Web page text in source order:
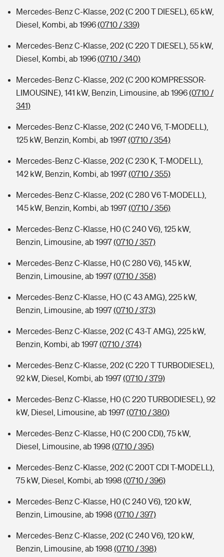
Mercedes-Benz C-Klasse, 202 (C 200 T DIESEL), 65 kW,
Diesel, Kombi, ab 1996(0710 / 339)
Mercedes-Benz C-Klasse, 202 (C 220 T DIESEL), 55 kW,
Diesel, Kombi, ab 1996(0710 / 340)
Mercedes-Benz C-Klasse, 202 (C 200 KOMPRESSOR-
LIMOUSINE), 141 kW, Benzin, Limousine, ab 1996(0710 /
341)
Mercedes-Benz C-Klasse, 202 (C 240 V6, T-MODELL),
125 kW, Benzin, Kombi, ab 1997(0710 / 354)
Mercedes-Benz C-Klasse, 202 (C 230 K, T-MODELL),
142 kW, Benzin, Kombi, ab 1997(0710 / 355)
Mercedes-Benz C-Klasse, 202 (C 280 V6 T-MODELL),
145 kW, Benzin, Kombi, ab 1997(0710 / 356)
Mercedes-Benz C-Klasse, H0 (C 240 V6), 125 kW,
Benzin, Limousine, ab 1997(0710 / 357)
Mercedes-Benz C-Klasse, H0 (C 280 V6), 145 kW,
Benzin, Limousine, ab 1997(0710 / 358)
Mercedes-Benz C-Klasse, HO (C 43 AMG), 225 kW,
Benzin, Limousine, ab 1997(0710 / 373)
Mercedes-Benz C-Klasse, 202 (C 43-T AMG), 225 kW,
Benzin, Kombi, ab 1997(0710 / 374)
Mercedes-Benz C-Klasse, 202 (C 220 T TURBODIESEL),
92 kW, Diesel, Kombi, ab 1997(0710 / 379)
Mercedes-Benz C-Klasse, H0 (C 220 TURBODIESEL), 92
kW, Diesel, Limousine, ab 1997(0710 / 380)
Mercedes-Benz C-Klasse, H0 (C 200 CDI), 75 kW,
Diesel, Limousine, ab 1998 (0710 / 395)
Mercedes-Benz C-Klasse, 202 (C 200T CDI T-MODELL),
75 kW, Diesel, Kombi, ab 1998 (0710 / 396)
Mercedes-Benz C-Klasse, H0 (C 240 V6), 120 kW,
Benzin, Limousine, ab 1998 (0710 / 397)
Mercedes-Benz C-Klasse, 202 (C 240 V6), 120 kW,
Benzin, Limousine, ab 1998 (0710 / 398)